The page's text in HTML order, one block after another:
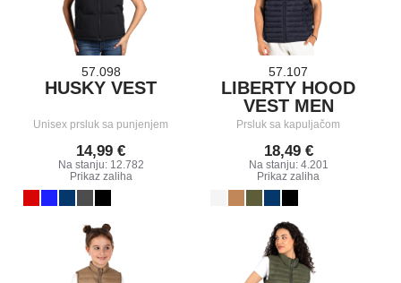
57.098
HUSKY VEST
Unisex prsluk sa punjenjem
14,99 €
Na stanju: 12.782
Prikaz zaliha
57.107
LIBERTY HOOD
VEST MEN
Prsluk sa kapuljačom
18,49 €
Na stanju: 4.201
Prikaz zaliha